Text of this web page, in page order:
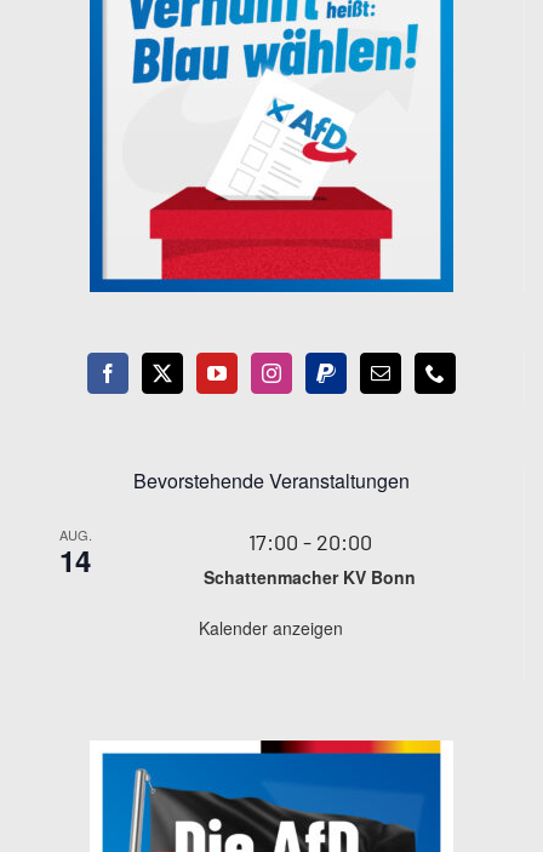
Bevorstehende Veranstaltungen
AUG.
14 17:00 - 20:00
Schattenmacher KV Bonn
Kalender anzeigen